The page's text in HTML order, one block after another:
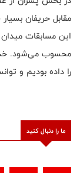
مقابل حریفان
این مسابقات
محسوب می‌شود.
را داده بودیم و
ما را دنبال کنید